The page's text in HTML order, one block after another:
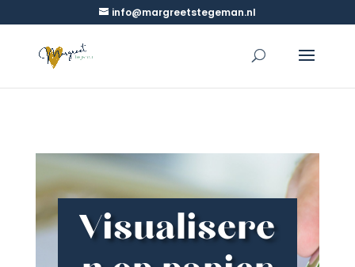
info@margreetstegeman.nl
Visualisere